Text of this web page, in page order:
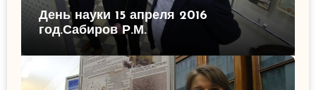
День науки 15 апреля 2016
год.Сабиров Р.М.